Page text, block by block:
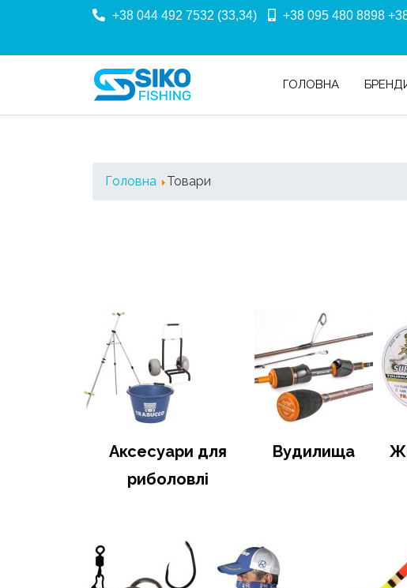
+38 044 492 7532 (33,34) +38 095 480 8898
ГОЛОВНА
Головна Товари
Аксесуари для
риболовлі
Вудилища